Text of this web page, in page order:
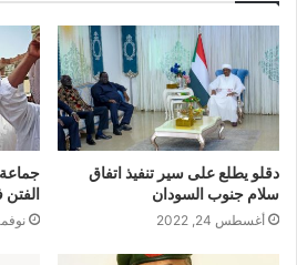
دقلو يطلع على سير تنفيذ اتفاق
سلام جنوب السودان
أغسطس 24, 2022 نوفمبر 18,